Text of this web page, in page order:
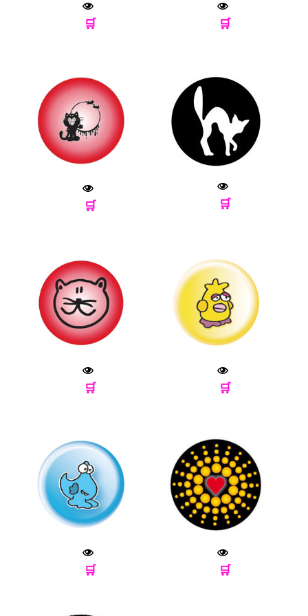
🛒 🛒
🛒 🛒
🛒 🛒
🛒 🛒